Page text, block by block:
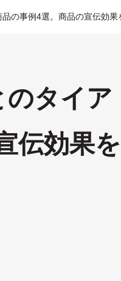
の事例4選。商品の宣伝効果
タイア
伝効果を